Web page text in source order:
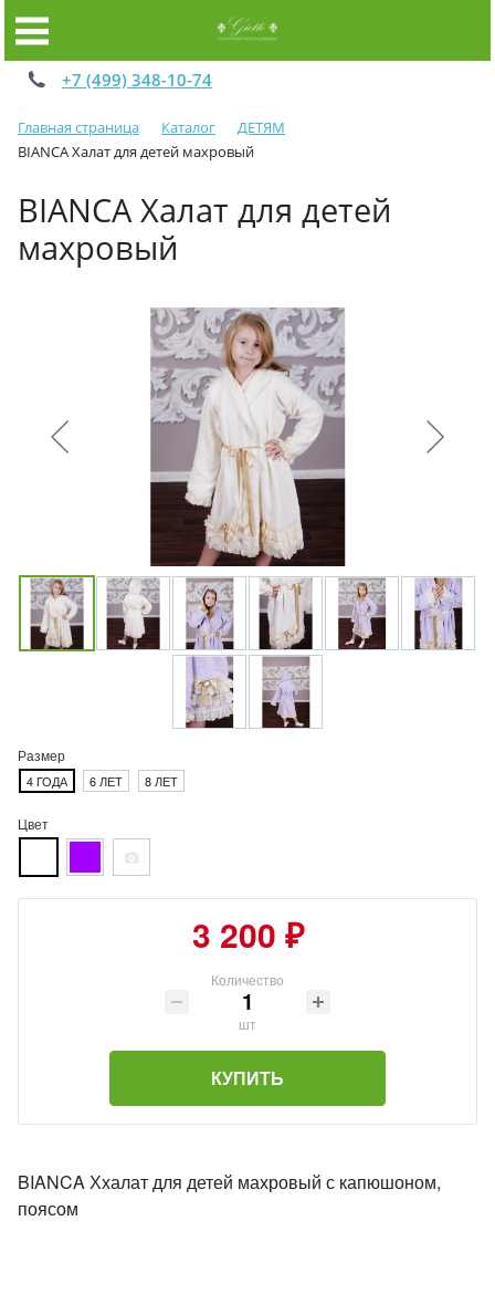
+7 (499) 348-10-74
Главная страница Каталог
ДЕТЯМ
BIANCA Халат для детей махровый
BIANCA Халат для детей
махровый
Размер
4 ГОДА 6 ЛЕТ 8 ЛЕТ
Цвет
3 200 ₽
Количество
шт
КУПИТЬ
BIANCA Ххалат для детей махровый с капюшоном,
поясом